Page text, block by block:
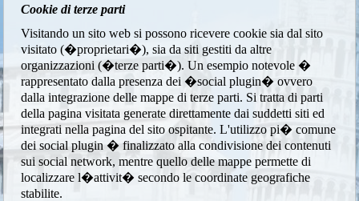
Cookie di terze parti
Visitando un sito web si possono ricevere cookie sia dal sito
visitato (�proprietari�), sia da siti gestiti da altre
organizzazioni (�terze parti�). Un esempio notevole �
rappresentato dalla presenza dei �social plugin� ovvero
dalla integrazione delle mappe di terze parti. Si tratta di parti
della pagina visitata generate direttamente dai suddetti siti ed
integrati nella pagina del sito ospitante. L'utilizzo pi� comune
dei social plugin � finalizzato alla condivisione dei contenuti
sui social network, mentre quello delle mappe permette di
localizzare l�attivit� secondo le coordinate geografiche
stabilite.